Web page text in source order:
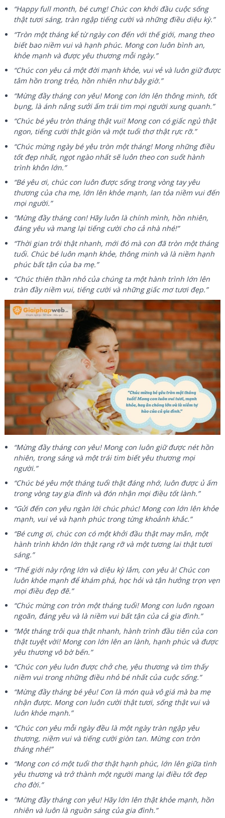
“Happy full month, bé cưng! Chúc con khởi đầu cuộc sống
thật tươi sáng, tràn ngập tiếng cười và những điều diệu kỳ.”
“Tròn một tháng kể từ ngày con đến với thế giới, mang theo
biết bao niềm vui và hạnh phúc. Mong con luôn bình an,
khỏe mạnh và được yêu thương mỗi ngày.”
“Chúc con yêu cả một đời mạnh khỏe, vui vẻ và luôn giữ được
tâm hồn trong trẻo, hồn nhiên như bây giờ.”
“Mừng đầy tháng con yêu! Mong con lớn lên thông minh, tốt
bụng, là ánh nắng sưởi ấm trái tim mọi người xung quanh.”
“Chúc bé yêu tròn tháng thật vui! Mong con có giấc ngủ thật
ngon, tiếng cười thật giòn và một tuổi thơ thật rực rỡ.”
“Chúc mừng ngày bé yêu tròn một tháng! Mong những điều
tốt đẹp nhất, ngọt ngào nhất sẽ luôn theo con suốt hành
trình khôn lớn.”
“Bé yêu ơi, chúc con luôn được sống trong vòng tay yêu
thương của cha mẹ, lớn lên khỏe mạnh, lan tỏa niềm vui đến
mọi người.”
“Mừng đầy tháng con! Hãy luôn là chính mình, hồn nhiên,
đáng yêu và mang lại tiếng cười cho cả nhà nhé!”
“Thời gian trôi thật nhanh, mới đó mà con đã tròn một tháng
tuổi. Chúc bé luôn mạnh khỏe, thông minh và là niềm hạnh
phúc bất tận của ba mẹ.”
“Chúc thiên thần nhỏ của chúng ta một hành trình lớn lên
tràn đầy niềm vui, tiếng cười và những giấc mơ tươi đẹp.”
“Mừng đầy tháng con yêu! Mong con luôn giữ được nét hồn
nhiên, trong sáng và một trái tim biết yêu thương mọi
người.”
“Chúc bé yêu một tháng tuổi thật đáng nhớ, luôn được ủ ấm
trong vòng tay gia đình và đón nhận mọi điều tốt lành.”
“Gửi đến con yêu ngàn lời chúc phúc! Mong con lớn lên khỏe
mạnh, vui vẻ và hạnh phúc trong từng khoảnh khắc.”
“Bé cưng ơi, chúc con có một khởi đầu thật may mắn, một
hành trình khôn lớn thật rạng rỡ và một tương lai thật tươi
sáng.”
“Thế giới này rộng lớn và diệu kỳ lắm, con yêu à! Chúc con
luôn khỏe mạnh để khám phá, học hỏi và tận hưởng trọn vẹn
mọi điều đẹp đẽ.”
“Chúc mừng con tròn một tháng tuổi! Mong con luôn ngoan
ngoãn, đáng yêu và là niềm vui bất tận của cả gia đình.”
“Một tháng trôi qua thật nhanh, hành trình đầu tiên của con
thật tuyệt vời! Mong con lớn lên an lành, hạnh phúc và được
yêu thương vô bờ bến.”
“Chúc con yêu luôn được chở che, yêu thương và tìm thấy
niềm vui trong những điều nhỏ bé nhất của cuộc sống.”
“Mừng đầy tháng bé yêu! Con là món quà vô giá mà ba mẹ
nhận được. Mong con luôn cười thật tươi, sống thật vui và
luôn khỏe mạnh.”
“Chúc con yêu mỗi ngày đều là một ngày tràn ngập yêu
thương, niềm vui và tiếng cười giòn tan. Mừng con tròn
tháng nhé!”
“Mong con có một tuổi thơ thật hạnh phúc, lớn lên giữa tình
yêu thương và trở thành một người mang lại điều tốt đẹp
cho đời.”
“Mừng đầy tháng con yêu! Hãy lớn lên thật khỏe mạnh, hồn
nhiên và luôn là nguồn sáng của gia đình.”